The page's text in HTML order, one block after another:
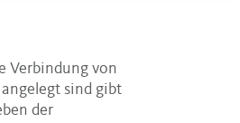
Verbindung von
sind gibt
der